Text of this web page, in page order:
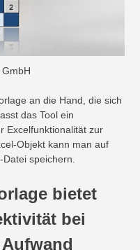
an die Hand, die sich
das Tool ein
Excelfunktionalität zur
Objekt kann man auf
speichern.
bietet
bei